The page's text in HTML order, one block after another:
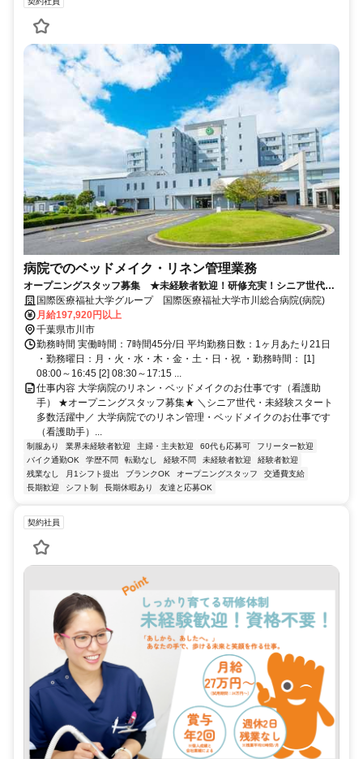
病院でのベッドメイク・リネン管理業務
オープニングスタッフ募集 ★未経験者歓迎！研修充実！シニア世代活
躍中♪面接1回！スピード選考実施中◎
国際医療福祉大学グループ 国際医療福祉大学市川総合病院(病院)
月給197,920円以上
千葉県市川市
勤務時間 実働時間：7時間45分/日 平均勤務日数：1ヶ月あたり21日
・勤務曜日：月・火・水・木・金・土・日・祝 ・勤務時間： [1]
08:00～16:45 [2] 08:30～17:15 ...
仕事内容 大学病院のリネン・ベッドメイクのお仕事です（看護助
手） ★オープニングスタッフ募集★ ＼シニア世代・未経験スタート
多数活躍中／ 大学病院でのリネン管理・ベッドメイクのお仕事です
（看護助手）...
制服あり 業界未経験者歓迎 主婦・主夫歓迎 60代も応募可
フリーター歓迎
バイク通勤OK
学歴不問 転勤なし 経験不問 未経験者歓迎
経験者歓迎
残業なし
月1シフト提出 ブランクOK オープニングスタッフ
交通費支給
長期歓迎
シフト制 長期休暇あり 友達と応募OK
契約社員